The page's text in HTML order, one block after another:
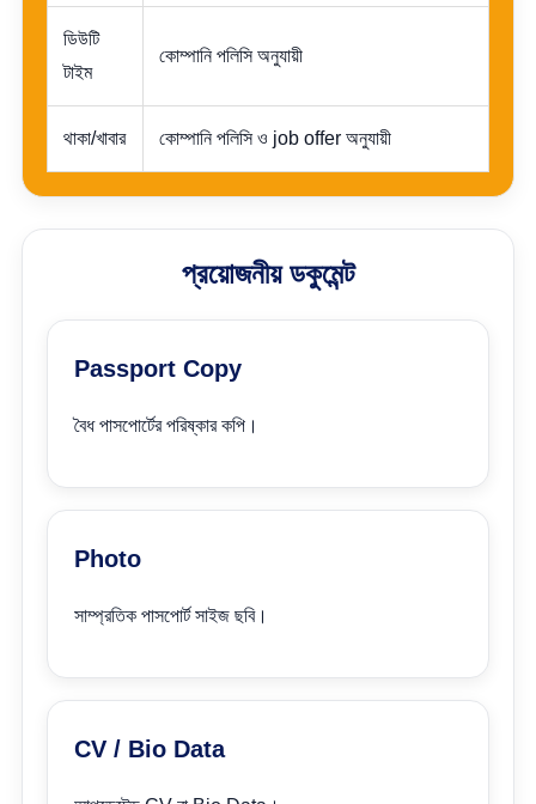
ডিউটি
টাইম
কোম্পানি পলিসি অনুযায়ী
থাকা/খাবার কোম্পানি পলিসি ও job offer অনুযায়ী
প্রয়োজনীয় ডকুমেন্ট
Passport Copy
বৈধ পাসপোর্টের পরিষ্কার কপি।
Photo
সাম্প্রতিক পাসপোর্ট সাইজ ছবি।
CV / Bio Data